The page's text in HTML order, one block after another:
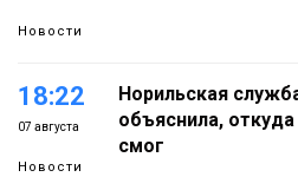
Новости
18:22
07 августа
Новости
Норильская
объяснила,
смог